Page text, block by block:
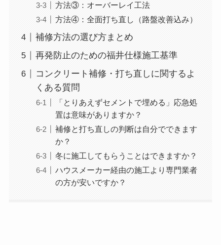
方法③：オーバーレイ工法
方法④：全面打ち直し（路盤改善込み）
補修方法の選び方まとめ
再発防止のための福井仕様施工基準
コンクリート補修・打ち直しに関するよ
くある質問
「とりあえずセメントで埋める」応急処
置は意味がありますか？
補修と打ち直しの判断は自分でできます
か？
冬に施工してもらうことはできますか？
ハウスメーカー経由の施工より専門業者
の方が安いですか？